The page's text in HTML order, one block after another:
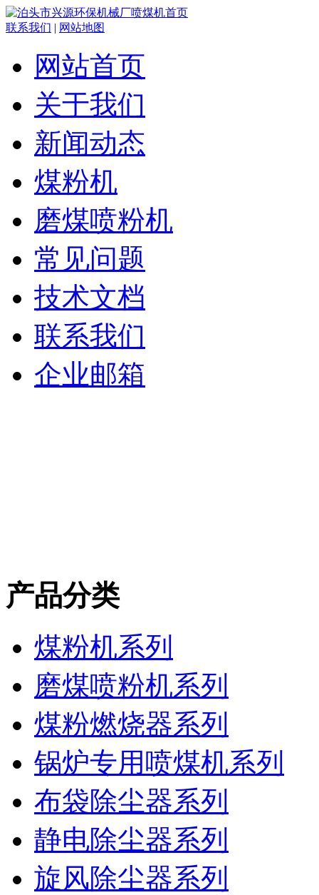
联系我们 | 网站地图
网站首页
关于我们
新闻动态
煤粉机
磨煤喷粉机
常见问题
技术文档
联系我们
企业邮箱
产品分类
煤粉机系列
磨煤喷粉机系列
煤粉燃烧器系列
锅炉专用喷煤机系列
布袋除尘器系列
静电除尘器系列
旋风除尘器系列